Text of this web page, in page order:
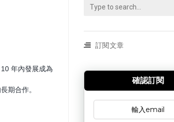
年內發展成為
期合作。
訂閱文章
訂閱文章
確認訂閱